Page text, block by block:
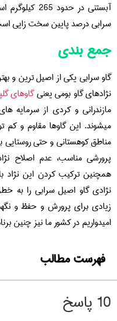
آبستنی در
سرابی درصد پایین سخت زایی
جمع بندی
گاو سرابی یکی از اصیل ترین و
نژادهای گاو بومی یعنیگاوهای
مازندرانی و کردی از سرمایه
میشوند. این گاوها مقاوم و کم
مناطق کوهستانی و حتی روستایی
پرورشی مناسب، عدم اصلاح
همچنین ترکیب کردن این نژاد
نژادی گاو اصیل سرابی را به
زیادی برای پرورش و حفظ و
امیدواریم در کشور ما نیز چنین
فهرست مطالب
10 پاسخ